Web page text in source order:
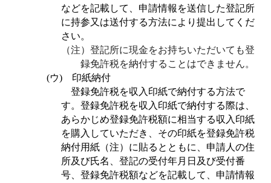
などを記載して、申請情報を送信した登記所
に持参又は送付する方法により提出してくだ
さい。
（注）登記所に現金をお持ちいただいても登
録免許税を納付することはできません。
(ウ) 印紙納付
登録免許税を収入印紙で納付する方法で
す。登録免許税を収入印紙で納付する際は、
あらかじめ登録免許税額に相当する収入印紙
を購入していただき、その印紙を登録免許税
納付用紙（注）に貼るとともに、申請人の住
所及び氏名、登記の受付年月日及び受付番
号、登録免許税額などを記載して、申請情報